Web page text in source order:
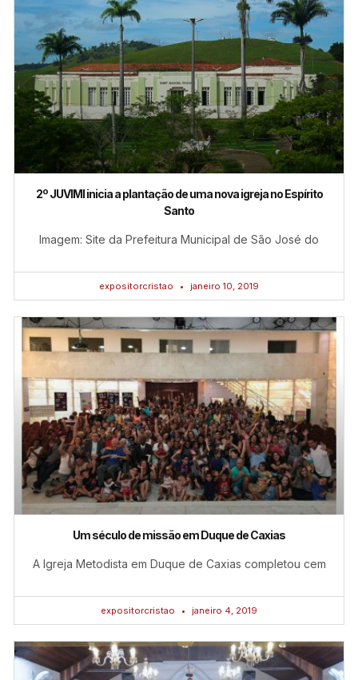
2º JUVIMI inicia a plantação de uma nova igreja no Espírito
Santo
Imagem: Site da Prefeitura Municipal de São José do
expositorcristao janeiro 10, 2019
Um século de missão em Duque de Caxias
A Igreja Metodista em Duque de Caxias completou cem
expositorcristao janeiro 4, 2019